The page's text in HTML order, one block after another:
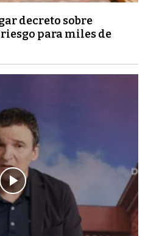
decreto sobre
para miles de